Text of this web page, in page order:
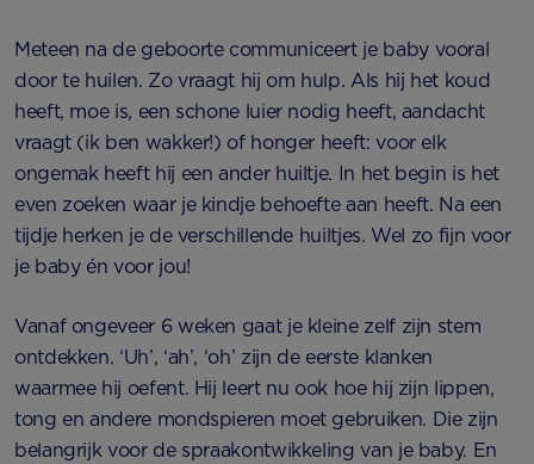
Meteen na de geboorte communiceert je baby vooral
door te huilen. Zo vraagt hij om hulp. Als hij het koud
heeft, moe is, een schone luier nodig heeft, aandacht
vraagt (ik ben wakker!) of honger heeft: voor elk
ongemak heeft hij een ander huiltje. In het begin is het
even zoeken waar je kindje behoefte aan heeft. Na een
tijdje herken je de verschillende huiltjes. Wel zo fijn voor
je baby én voor jou!
Vanaf ongeveer 6 weken gaat je kleine zelf zijn stem
ontdekken. ‘Uh’, ‘ah’, ‘oh’ zijn de eerste klanken
waarmee hij oefent. Hij leert nu ook hoe hij zijn lippen,
tong en andere mondspieren moet gebruiken. Die zijn
belangrijk voor de spraakontwikkeling van je baby. En